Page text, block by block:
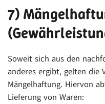
7)
Soweit sich aus den
anderes ergibt, gelten die
Mängelhaftung. Hiervon
Lieferung von Waren: